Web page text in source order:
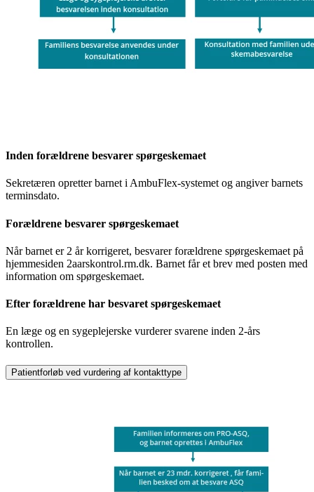
Inden forældrene besvarer spørgeskemaet
Sekretæren opretter barnet i AmbuFlex-systemet og angiver barnets
terminsdato.
Forældrene besvarer spørgeskemaet
Når barnet er 2 år korrigeret, besvarer forældrene spørgeskemaet på
hjemmesiden 2aarskontrol.rm.dk. Barnet får et brev med posten med
information om spørgeskemaet.
Efter forældrene har besvaret spørgeskemaet
En læge og en sygeplejerske vurderer svarene inden 2-års
kontrollen.
Patientforløb ved vurdering af kontakttype